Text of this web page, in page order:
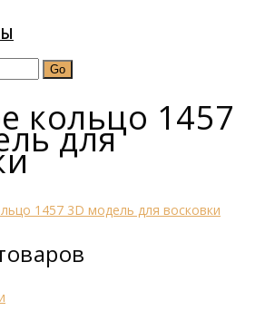
кольцо 1457
для
1457 3D модель для восковки